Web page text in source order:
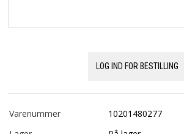
LOG IND FOR BESTILLING
Varenummer
10201480277